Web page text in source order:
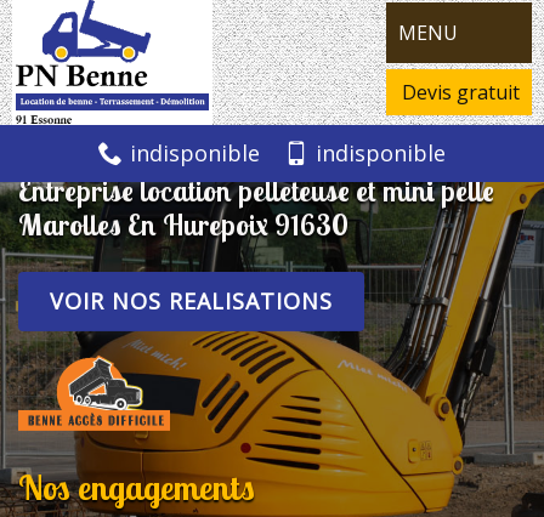
MENU
Devis gratuit
indisponible indisponible
Entreprise location pelleteuse et mini pelle
Marolles En Hurepoix 91630
VOIR NOS REALISATIONS
Nos engagements